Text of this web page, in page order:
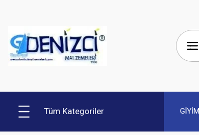
Tüm Kategoriler GİYİM